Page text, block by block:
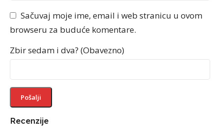
Recenzije
Sačuvaj moje ime, email i web stranicu u ovom
browseru za buduće komentare.
Zbir sedam i dva? (Obavezno)